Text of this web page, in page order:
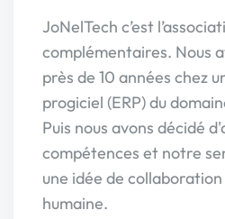
JoNelTech c’est
complémentaires. Nous
près de 10 années chez
progiciel (ERP) du
Puis nous avons décidé
compétences et notre
une idée de
humaine.